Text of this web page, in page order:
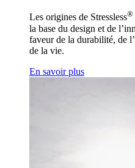
Les origines de Stressless®
la base du design et de
faveur de la durabilité, de
de la vie.
En savoir plus